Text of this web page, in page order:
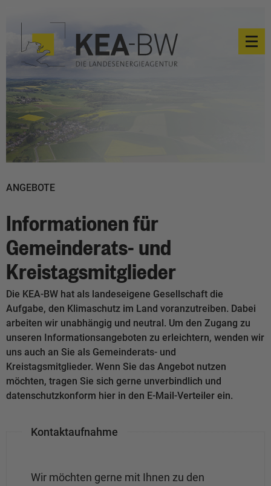
ANGEBOTE
Informationen für
Gemeinderats- und
Kreistagsmitglieder
Die KEA-BW hat als landeseigene Gesellschaft die
Aufgabe, den Klimaschutz im Land voranzutreiben. Dabei
arbeiten wir unabhängig und neutral. Um den Zugang zu
unseren Informationsangeboten zu erleichtern, wenden wir
uns auch an Sie als Gemeinderats- und
Kreistagsmitglieder. Wenn Sie das Angebot nutzen
möchten, tragen Sie sich gerne unverbindlich und
datenschutzkonform hier in den E-Mail-Verteiler ein.
Kontaktaufnahme
Wir möchten gerne mit Ihnen zu den